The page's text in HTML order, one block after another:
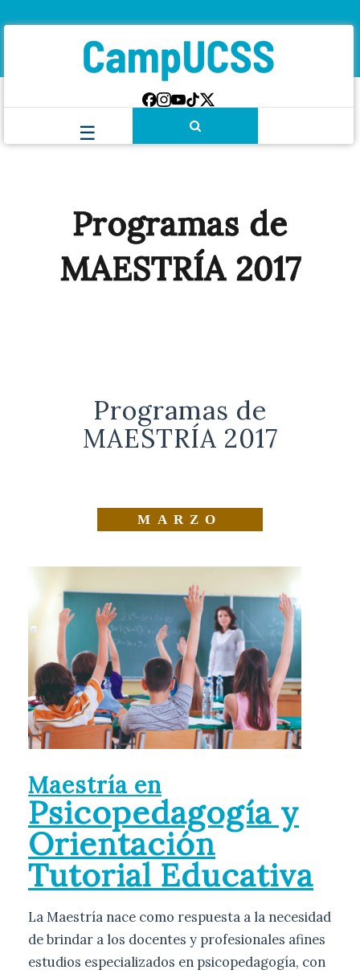
Programas de
MAESTRÍA 2017
Programas de
MAESTRÍA 2017
MARZO
Maestría en
Psicopedagogía y
Orientación
Tutorial Educativa
La Maestría nace como respuesta a la necesidad
de brindar a los docentes y profesionales afines
estudios especializados en psicopedagogía, con